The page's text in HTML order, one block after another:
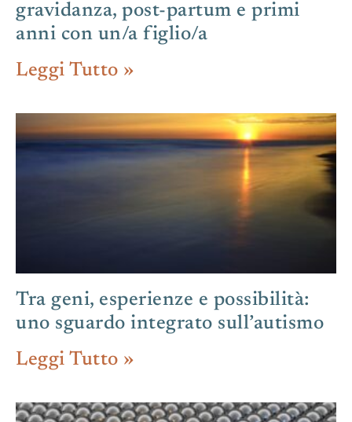
gravidanza, post-partum e primi
anni con un/a figlio/a
Leggi Tutto »
Tra geni, esperienze e possibilità:
uno sguardo integrato sull’autismo
Leggi Tutto »